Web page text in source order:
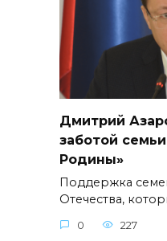
Дмитрий
заботой
Родины»
Поддержка
Отечества,
0 227